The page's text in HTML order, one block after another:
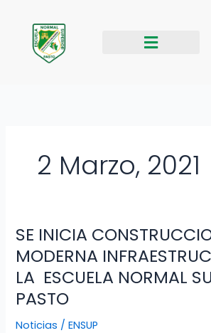
contenido
2 Marzo, 2021
SE INICIA
MODERNA
LA ESCUELA NORMAL
PASTO
Noticias /ENSUP
SE
INICIA
CONSTRUCCION
DE
MODERNA
INFRAESTRUCTURA